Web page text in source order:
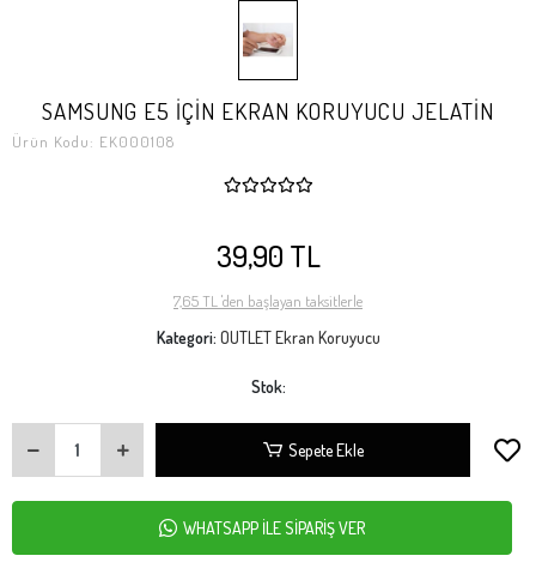
SAMSUNG E5 İÇİN EKRAN KORUYUCU JELATİN
Ürün Kodu: EK000108
39,90 TL
7,65 TL 'den başlayan taksitlerle
Kategori: OUTLET Ekran Koruyucu
Stok:
Sepete Ekle
WHATSAPP İLE SİPARİŞ VER